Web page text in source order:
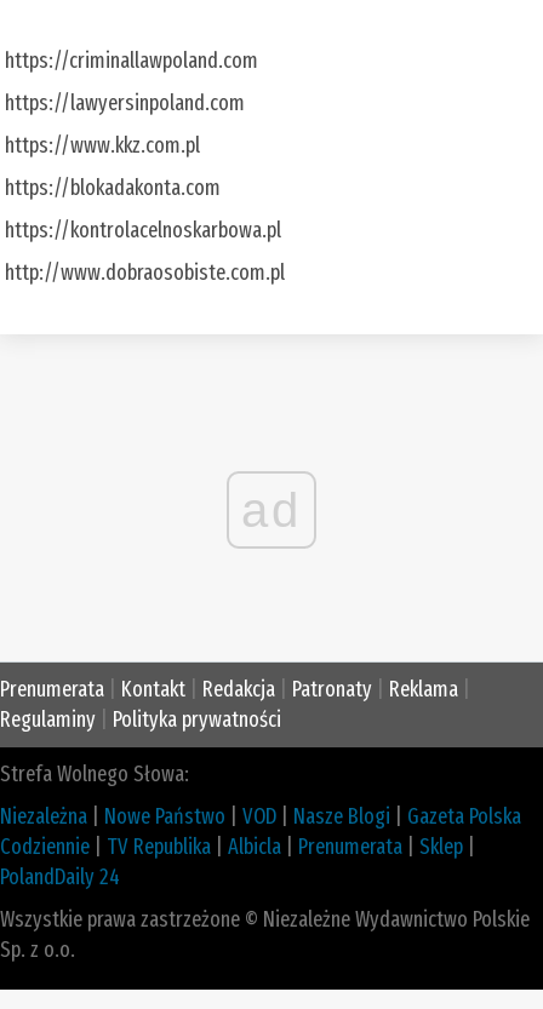
https://criminallawpoland.com
https://lawyersinpoland.com
https://www.kkz.com.pl
https://blokadakonta.com
https://kontrolacelnoskarbowa.pl
http://www.dobraosobiste.com.pl
ad
Prenumerata Kontakt Redakcja Patronaty Reklama
Regulaminy
Polityka prywatności
Strefa Wolnego Słowa:
Niezależna
Nowe Państwo VOD Nasze Blogi
Gazeta Polska
Codziennie
TV Republika Albicla Prenumerata Sklep
PolandDaily 24
Wszystkie prawa zastrzeżone © Niezależne Wydawnictwo Polskie
Sp. z o.o.